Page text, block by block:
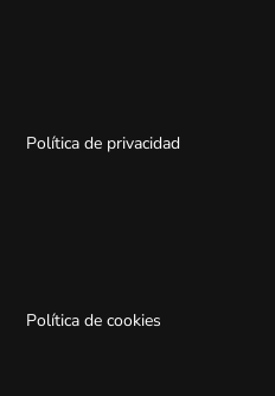
Política de privacidad
Política de cookies